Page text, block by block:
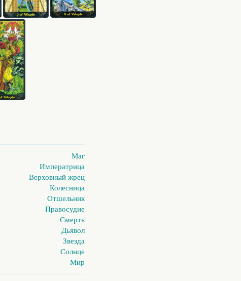
Маг
Императрица
Верховный жрец
Колесница
Отшельник
Правосудие
Смерть
Дьявол
Звезда
Солнце
Мир